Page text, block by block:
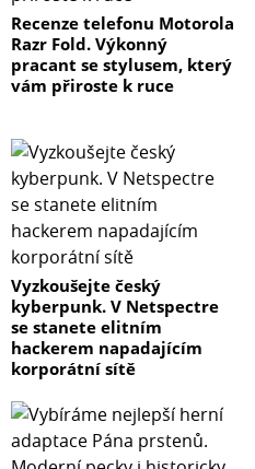
Recenze telefonu Motorola
Razr Fold. Výkonný
pracant se stylusem, který
vám přiroste k ruce
Vyzkoušejte český
kyberpunk. V Netspectre
se stanete elitním
hackerem napadajícím
korporátní sítě